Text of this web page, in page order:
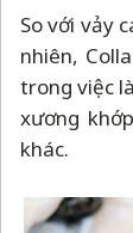
So với vảy
nhiên,
trong việc
xương
khác.